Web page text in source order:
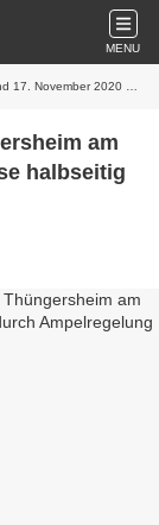
MENU
durch Ampelregelung gesperrt
am
halbseitig